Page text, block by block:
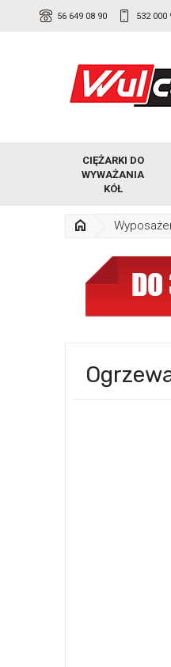
56 649 08 90 532 000
CIĘŻARKI DO
WYWAŻANIA
KÓŁ